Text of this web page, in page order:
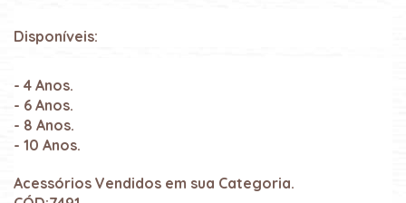
Disponíveis:
- 4 Anos.
- 6 Anos.
- 8 Anos.
- 10 Anos.
Acessórios Vendidos em sua Categoria.